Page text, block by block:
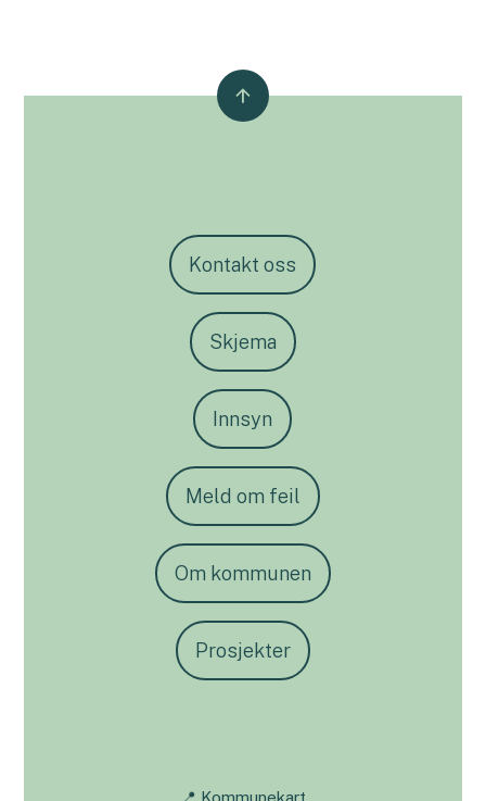
Kontakt oss
Skjema
Innsyn
Meld om feil
Om kommunen
Prosjekter
📍 Kommunekart